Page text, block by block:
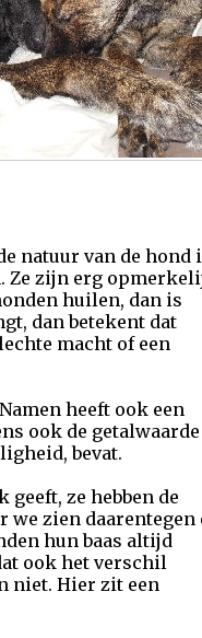
natuur van de hond
Ze zijn erg
huilen, dan is
dan betekent dat
macht of een
heeft ook een
ook de getalwaarde
bevat.
ze hebben de
we zien daarentegen
hun baas altijd
ook het verschil
niet. Hier zit een